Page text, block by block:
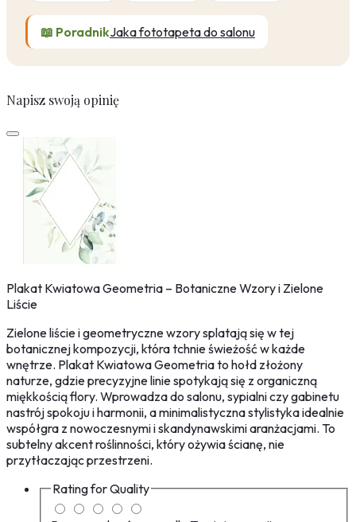
📖 PoradnikJaka fototapeta do salonu
Napisz swoją opinię
Plakat Kwiatowa Geometria – Botaniczne Wzory i Zielone
Liście
Zielone liście i geometryczne wzory splatają się w tej
botanicznej kompozycji, która tchnie świeżość w każde
wnętrze. Plakat Kwiatowa Geometria to hołd złożony
naturze, gdzie precyzyjne linie spotykają się z organiczną
miękkością flory. Wprowadza do salonu, sypialni czy gabinetu
nastrój spokoju i harmonii, a minimalistyczna stylistyka idealnie
współgra z nowoczesnymi i skandynawskimi aranżacjami. To
subtelny akcent roślinności, który ożywia ścianę, nie
przytłaczając przestrzeni.
Rating forQuality